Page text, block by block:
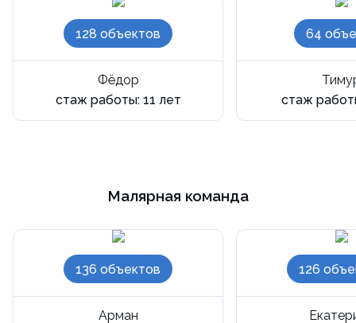
128 объектов
Фёдор
стаж работы: 11 лет
64
стаж
Малярная команда
136 объектов
Арман
126